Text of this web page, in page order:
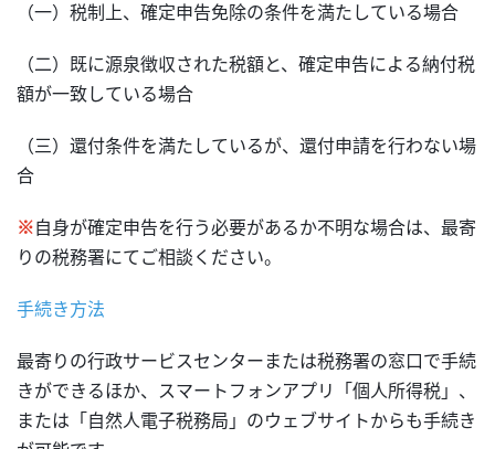
（一）税制上、確定申告免除の条件を満たしている場合
（二）既に源泉徴収された税額と、確定申告による納付税
額が一致している場合
（三）還付条件を満たしているが、還付申請を行わない場
合
※自身が確定申告を行う必要があるか不明な場合は、最寄
りの税務署にてご相談ください。
手続き方法
最寄りの行政サービスセンターまたは税務署の窓口で手続
きができるほか、スマートフォンアプリ「個人所得税」、
または「自然人電子税務局」のウェブサイトからも手続き